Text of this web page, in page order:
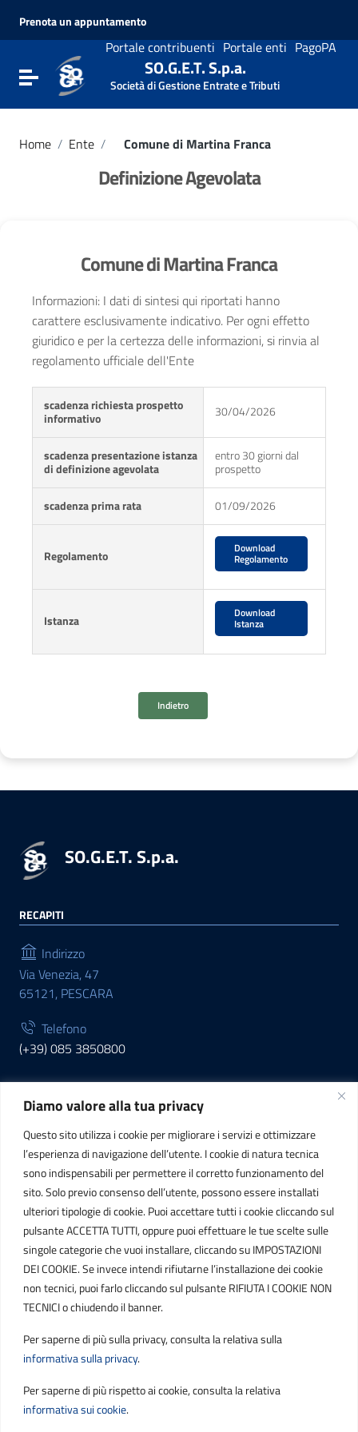
Diamo valore alla tua privacy
Questo sito utilizza i cookie per migliorare i servizi e ottimizzare
l’esperienza di navigazione dell’utente. I cookie di natura tecnica
sono indispensabili per permettere il corretto funzionamento del
sito. Solo previo consenso dell’utente, possono essere installati
ulteriori tipologie di cookie. Puoi accettare tutti i cookie cliccando sul
pulsante ACCETTA TUTTI, oppure puoi effettuare le tue scelte sulle
singole categorie che vuoi installare, cliccando su IMPOSTAZIONI
DEI COOKIE. Se invece intendi rifiutarne l’installazione dei cookie
non tecnici, puoi farlo cliccando sul pulsante RIFIUTA I COOKIE NON
TECNICI o chiudendo il banner.
Per saperne di più sulla privacy, consulta la relativa sulla
informativa sulla privacy.
Per saperne di più rispetto ai cookie, consulta la relativa
informativa sui cookie.
Vai al menu di navigazione
Prenota un appuntamento
Portale contribuenti Portale enti PagoPA
Attiva / disattiva la navigazione
SO.G.E.T. S.p.a.
Società di Gestione Entrate e Tributi
Home / Ente / Comune di Martina Franca
Definizione Agevolata
Comune di Martina Franca
Informazioni: I dati di sintesi qui riportati hanno
carattere esclusivamente indicativo. Per ogni effetto
giuridico e per la certezza delle informazioni, si rinvia al
regolamento ufficiale dell'Ente
scadenza richiesta prospetto
informativo 30/04/2026
scadenza presentazione istanza
di definizione agevolata
entro 30 giorni dal
prospetto
scadenza prima rata 01/09/2026
Regolamento Download
Regolamento
Istanza Download
Istanza
Indietro
SO.G.E.T. S.p.a.
RECAPITI
Indirizzo
Via Venezia, 47
65121, PESCARA
Telefono
(+39) 085 3850800
INFORMAZIONI
C.F. / P.IVA
IT01807790686
POSTA ELETTRONICA
PEC
protocollo.sogetspa@pec.it
contribuenti@sogetspa.it
SEGUICI SU